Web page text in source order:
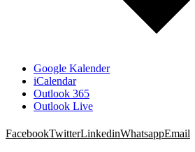
Google Kalender
iCalendar
Outlook 365
Outlook Live
FacebookTwitterLinkedinWhatsappEmail